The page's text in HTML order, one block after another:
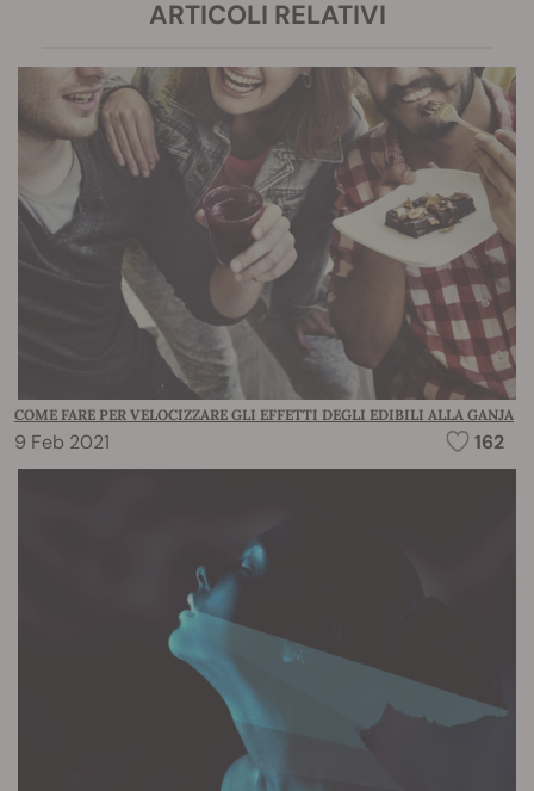
ARTICOLI RELATIVI
COME FARE PER VELOCIZZARE GLI EFFETTI DEGLI EDIBILI ALLA GANJA
9 Feb 2021 162